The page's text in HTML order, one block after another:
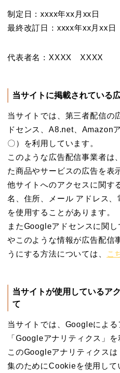
制定日：xxxx年xx月xx日
最終改訂日：xxxx年xx月xx日
代表者名：XXXX XXXX
当サイトに掲載されている
当サイトでは、第三者配信の
ドセンス、A8.net、Amazon
〇）を利用しています。
このような広告配信事業者は
た商品やサービスの広告を表
他サイトへのアクセスに関す
名、住所、メール アドレス
を使用することがあります。
またGoogleアドセンスに関
やこのような情報が広告配信
うにする方法については、
こ
当サイトが使用しているア
て
当サイトでは、Googleによ
「Googleアナリティクス」を
このGoogleアナリティクス
集のためにCookieを使用して